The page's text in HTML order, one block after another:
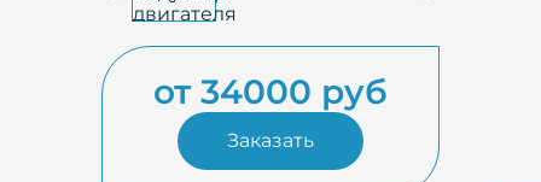
от 34000 руб
Заказать